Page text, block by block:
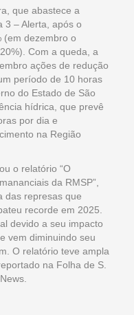
que abastece a
3 – Alerta, após o
(em dezembro o
Com a queda, a
ações de redução
período de 10 horas
do Estado de São
hídrica, que prevê
por dia e
na Região
o relatório “O
da RMSP”,
das represas que
recorde em 2025.
devido a seu impacto
vem diminuindo seu
O relatório teve ampla
na Folha de S.